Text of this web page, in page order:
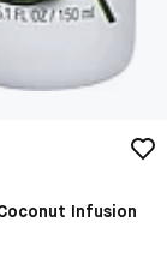
Infusion